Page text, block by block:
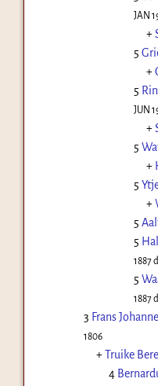
JAN
+
5
+
5
JUN
+
5
+
5
+
5
5
1887
5
1887
3 Frans
1806
+Truike
4